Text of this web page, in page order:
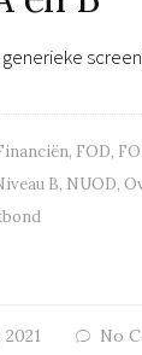
, FOD,
B, NUOD,
No